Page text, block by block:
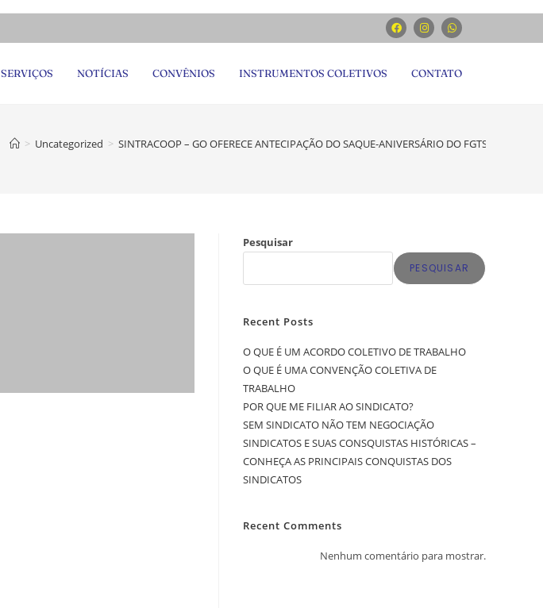
SERVIÇOS NOTÍCIAS CONVÊNIOS INSTRUMENTOS COLETIVOS CONTATO
> Uncategorized > SINTRACOOP – GO OFERECE ANTECIPAÇÃO DO SAQUE-ANIVERSÁRIO DO FGTS
Pesquisar
PESQUISAR
Recent Posts
O QUE É UM ACORDO COLETIVO DE TRABALHO
O QUE É UMA CONVENÇÃO COLETIVA DE
TRABALHO
POR QUE ME FILIAR AO SINDICATO?
SEM SINDICATO NÃO TEM NEGOCIAÇÃO
SINDICATOS E SUAS CONSQUISTAS HISTÓRICAS –
CONHEÇA AS PRINCIPAIS CONQUISTAS DOS
SINDICATOS
Recent Comments
Nenhum comentário para mostrar.